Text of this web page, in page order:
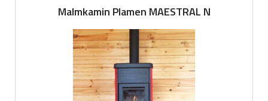
Malmkamin Plamen MAESTRAL N